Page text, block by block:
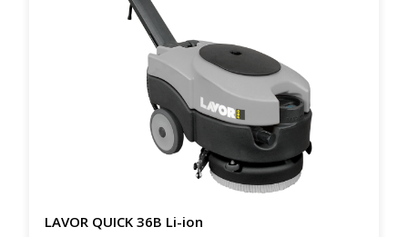
LAVOR QUICK 36B Li-ion